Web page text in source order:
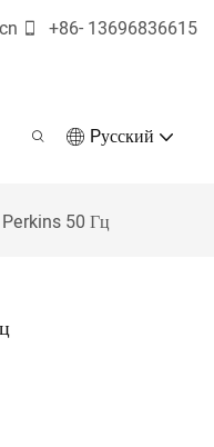
+86- 13696836615
Pусский
Perkins 50 Гц